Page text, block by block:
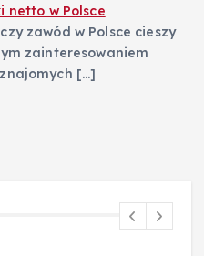
netto w Polsce
zawód w Polsce cieszy
zainteresowaniem
[…]